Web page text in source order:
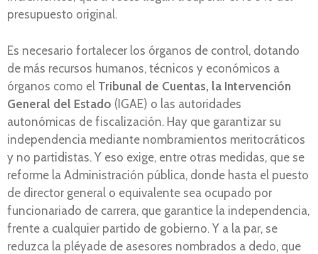
presupuesto original.
Es necesario fortalecer los órganos de control, dotando
de más recursos humanos, técnicos y económicos a
órganos como el Tribunal de Cuentas, la Intervención
General del Estado (IGAE) o las autoridades
autonómicas de fiscalización. Hay que garantizar su
independencia mediante nombramientos meritocráticos
y no partidistas. Y eso exige, entre otras medidas, que se
reforme la Administración pública, donde hasta el puesto
de director general o equivalente sea ocupado por
funcionariado de carrera, que garantice la independencia,
frente a cualquier partido de gobierno. Y a la par, se
reduzca la pléyade de asesores nombrados a dedo, que